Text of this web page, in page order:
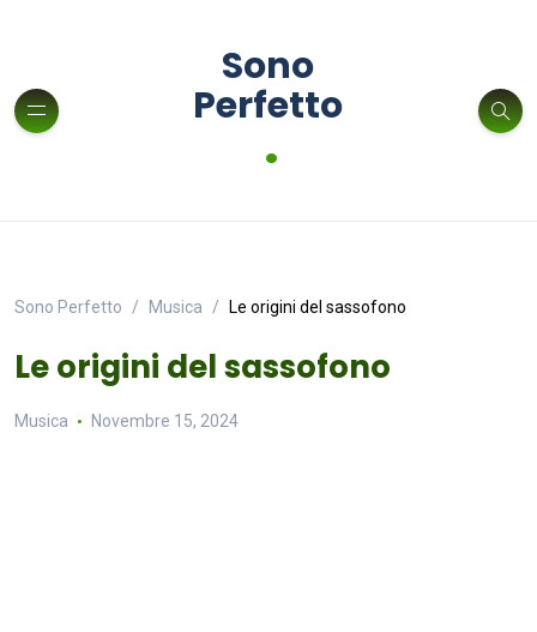
Sono
Perfetto
.
Sono Perfetto Musica Le origini del sassofono
Le origini del sassofono
Musica Novembre 15, 2024